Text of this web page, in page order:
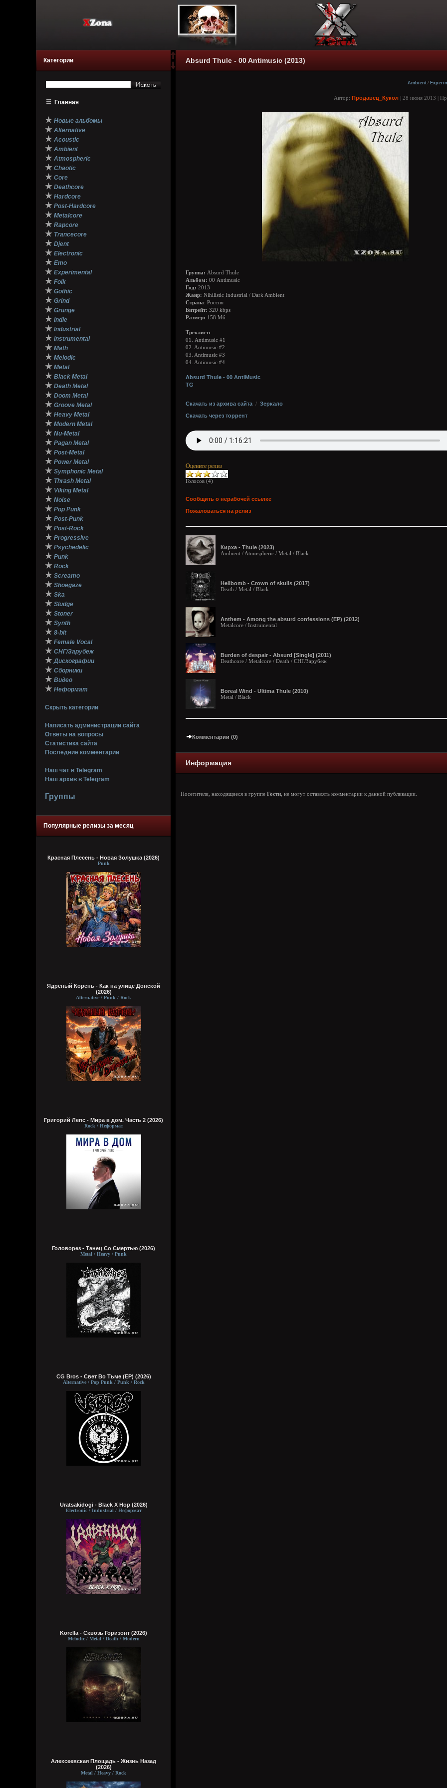
Категории
☰ Главная
★ Новые альбомы
★ Alternative
★ Acoustic
★ Ambient
★ Atmospheric
★ Chaotic
★ Core
★ Deathcore
★ Hardcore
★ Post-Hardcore
★ Metalcore
★ Rapcore
★ Trancecore
★ Djent
★ Electronic
★ Emo
★ Experimental
★ Folk
★ Gothic
★ Grind
★ Grunge
★ Indie
★ Industrial
★ Instrumental
★ Math
★ Melodic
★ Metal
★ Black Metal
★ Death Metal
★ Doom Metal
★ Groove Metal
★ Heavy Metal
★ Modern Metal
★ Nu-Metal
★ Pagan Metal
★ Post-Metal
★ Power Metal
★ Symphonic Metal
★ Thrash Metal
★ Viking Metal
★ Noise
★ Pop Punk
★ Post-Punk
★ Post-Rock
★ Progressive
★ Psychedelic
★ Punk
★ Rock
★ Screamo
★ Shoegaze
★ Ska
★ Sludge
★ Stoner
★ Synth
★ 8-bit
★ Female Vocal
★ СНГ/Зарубеж
★ Дискографии
★ Сборники
★ Видео
★ Неформат
Скрыть категории
Написать администрации сайта
Ответы на вопросы
Статистика сайта
Последние комментарии
Наш чат в Telegram
Наш архив в Telegram
Группы
Популярные релизы за месяц
Красная Плесень - Новая Золушка (2026)
Punk
Ядрёный Корень - Как на улице Донской
(2026)
Alternative / Punk / Rock
Григорий Лепс - Мира в дом. Часть 2 (2026)
Rock / Неформат
Головорез - Tанец Со Смертью (2026)
Metal / Heavy / Punk
CG Bros - Свет Во Тьме (EP) (2026)
Alternative / Pop Punk / Punk / Rock
Uratsakidogi - Black X Hop (2026)
Electronic / Industrial / Неформат
Korella - Сквозь Горизонт (2026)
Melodic / Metal / Death / Modern
Алексеевская Площадь - Жизнь Назад
(2026)
Metal / Heavy / Rock
Absurd Thule - 00 Antimusic (2013)
Ambient /
Автор: Продавец_Кукол | 28 июня 2013 |
Группа: Absurd Thule
Альбом: 00 Antimusic
Год: 2013
Жанр: Nihilistic Industrial / Dark Ambient
Страна: Россия
Битрейт: 320 kbps
Размер: 158 Мб
Треклист:
01. Antimusic #1
02. Antimusic #2
03. Antimusic #3
04. Antimusic #4
Absurd Thule - 00 AntiMusic
TG
Скачать из архива сайта / Зеркало
Скачать через торрент
Оцените релиз
Голосов (4)
Сообщить о нерабочей ссылке
Пожаловаться на релиз
Кирха - Thule (2023)
Ambient / Atmospheric / Metal / Black
Hellbomb - Crown of skulls (2017)
Death / Metal / Black
Anthem - Among the absurd confessions (EP) (2012)
Metalcore / Instrumental
Burden of despair - Absurd [Single] (2011)
Deathcore / Metalcore / Death / СНГ/Зарубеж
Boreal Wind - Ultima Thule (2010)
Metal / Black
Комментарии (0)
Информация
Посетители, находящиеся в группе Гости , не могут оставлять комментарии к данной публикации.